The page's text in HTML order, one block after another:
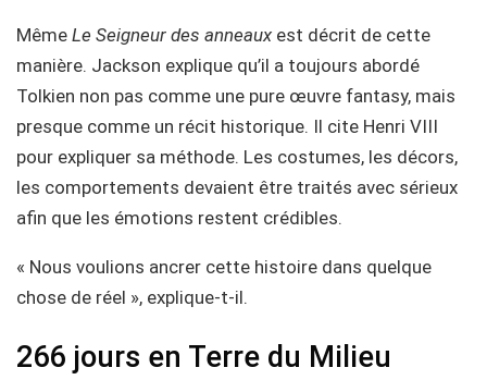
Même Le Seigneur des anneaux est décrit de cette
manière. Jackson explique qu’il a toujours abordé
Tolkien non pas comme une pure œuvre fantasy, mais
presque comme un récit historique. Il cite Henri VIII
pour expliquer sa méthode. Les costumes, les décors,
les comportements devaient être traités avec sérieux
afin que les émotions restent crédibles.
« Nous voulions ancrer cette histoire dans quelque
chose de réel », explique-t-il.
266 jours en Terre du Milieu